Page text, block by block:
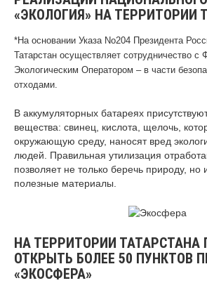
«ЭКОЛОГИЯ» НА ТЕРРИТОРИИ
*На основании Указа No204 Президента
Татарстан осуществляет сотрудничество с
Экологическим Оператором – в части
отходами.
В аккумуляторных батареях
вещества: свинец, кислота, щелочь,
окружающую среду, наносят вред
людей. Правильная утилизация
позволяет не только беречь природу, но
полезные материалы.
НА ТЕРРИТОРИИ ТАТАРСТАНА
ОТКРЫТЬ БОЛЕЕ 50 ПУНКТОВ
«ЭКОСФЕРА»